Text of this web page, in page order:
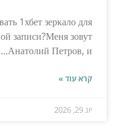
1хбет зеркало для
записи?Меня зовут
Анатолий Петров, и...
קרא עוד »
יונ 29, 2026